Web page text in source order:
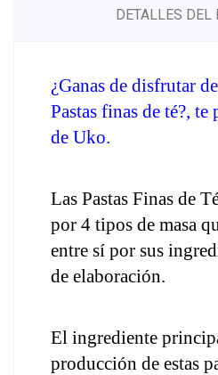
DETALLES DEL
¿Ganas de disfrutar
Pastas finas de té?, te
de Uko.
Las Pastas Finas de
por 4 tipos de masa
entre sí por sus
de elaboración.
El ingrediente
producción de estas